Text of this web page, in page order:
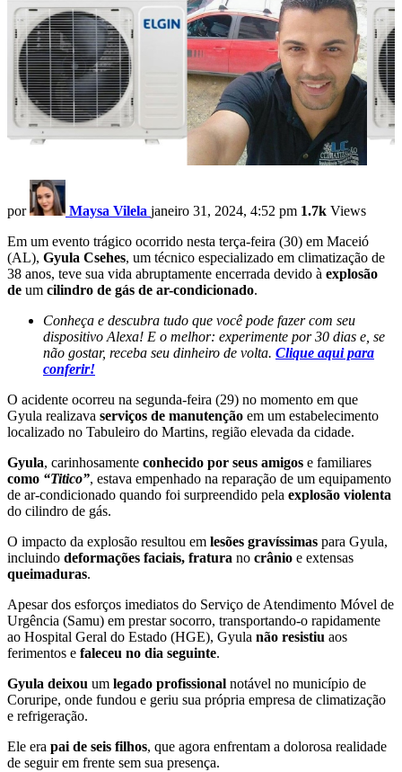
por Maysa Vilela janeiro 31, 2024, 4:52 pm 1.7k Views
Em um evento trágico ocorrido nesta terça-feira (30) em Maceió
(AL), Gyula Csehes, um técnico especializado em climatização de
38 anos, teve sua vida abruptamente encerrada devido à explosão
de um cilindro de gás de ar-condicionado.
Conheça e descubra tudo que você pode fazer com seu
dispositivo Alexa! E o melhor: experimente por 30 dias e, se
não gostar, receba seu dinheiro de volta. Clique aqui para
conferir!
O acidente ocorreu na segunda-feira (29) no momento em que
Gyula realizava serviços de manutenção em um estabelecimento
localizado no Tabuleiro do Martins, região elevada da cidade.
Gyula, carinhosamente conhecido por seus amigos e familiares
como “Titico”, estava empenhado na reparação de um equipamento
de ar-condicionado quando foi surpreendido pela explosão violenta
do cilindro de gás.
O impacto da explosão resultou em lesões gravíssimas para Gyula,
incluindo deformações faciais, fratura no crânio e extensas
queimaduras.
Apesar dos esforços imediatos do Serviço de Atendimento Móvel de
Urgência (Samu) em prestar socorro, transportando-o rapidamente
ao Hospital Geral do Estado (HGE), Gyula não resistiu aos
ferimentos e faleceu no dia seguinte.
Gyula deixou um legado profissional notável no município de
Coruripe, onde fundou e geriu sua própria empresa de climatização
e refrigeração.
Ele era pai de seis filhos, que agora enfrentam a dolorosa realidade
de seguir em frente sem sua presença.